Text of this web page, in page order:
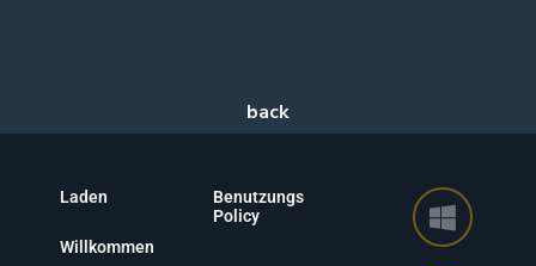
Laden
Willkommen
Benutzungs
Policy